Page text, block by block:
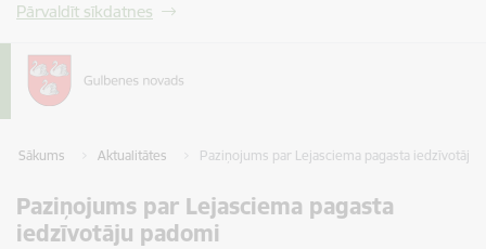
Pārvaldīt sīkdatnes
Sākums Aktualitātes Paziņojums par Lejasciema pagasta iedzīvotāju
Paziņojums par Lejasciema pagasta
iedzīvotāju padomi